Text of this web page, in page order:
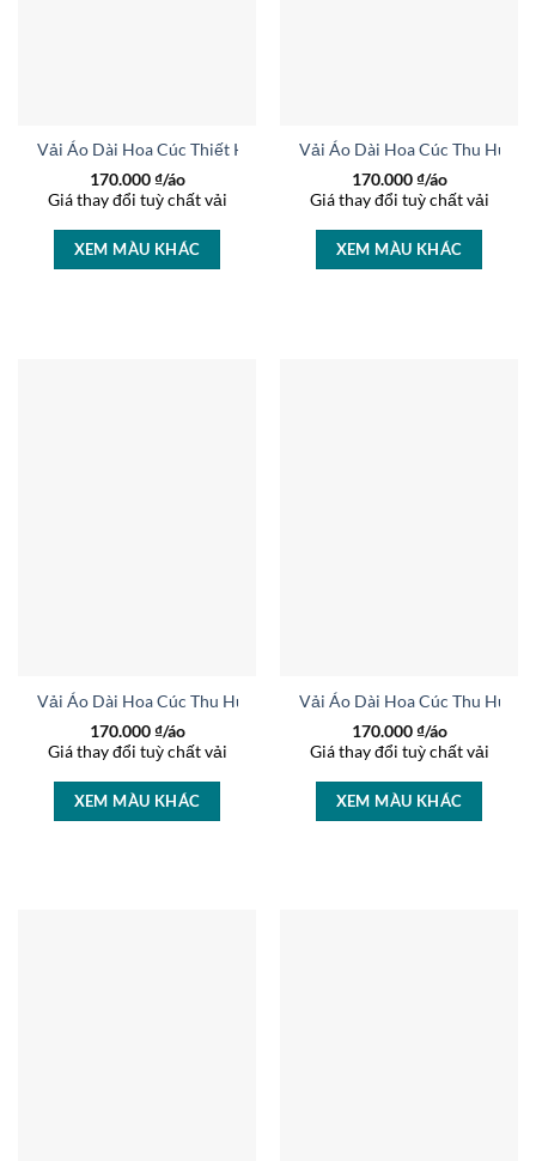
Vải Áo Dài Hoa Cúc Thiết Kế 2026 AD CT1067
170.000₫/áo
Giá thay đổi tuỳ chất vải
XEM MÀU KHÁC
Vải Áo Dài Hoa Cúc Thu Hút
170.000₫/áo
Giá thay đổi tuỳ chất vải
XEM MÀU KHÁC
Vải Áo Dài Hoa Cúc Thu Hút AD 45818
170.000₫/áo
Giá thay đổi tuỳ chất vải
XEM MÀU KHÁC
Vải Áo Dài Hoa Cúc Thu Hút
170.000₫/áo
Giá thay đổi tuỳ chất vải
XEM MÀU KHÁC